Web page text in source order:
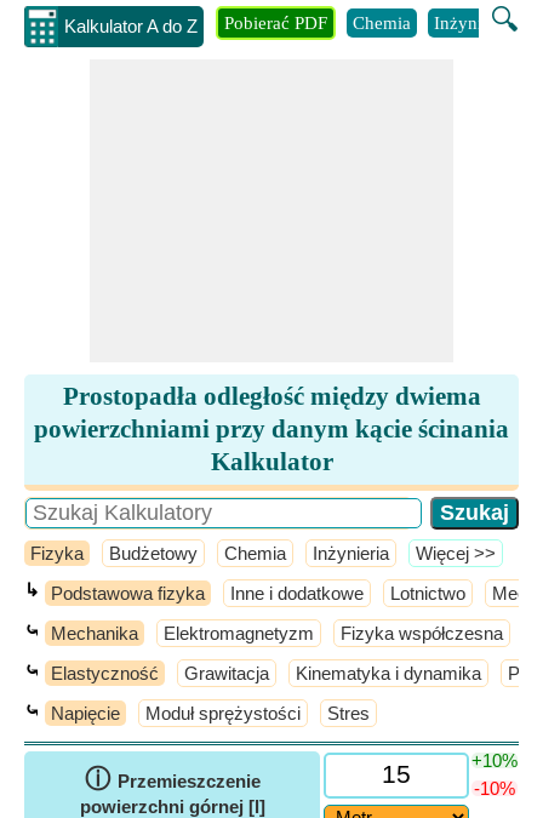
Kalkulator A do Z 🔍
Pobierać PDF Chemia Inżynieria
Prostopadła odległość między dwiema
powierzchniami przy danym kącie ścinania
Kalkulator
Fizyka Budżetowy Chemia Inżynieria ​Więcej >>
↳ Podstawowa fizyka Inne i dodatkowe Lotnictwo
⤿ Mechanika Elektromagnetyzm Fizyka współczesna
⤿ Elastyczność Grawitacja Kinematyka i dynamika
⤿ Napięcie Moduł sprężystości Stres
ⓘ Przemieszczenie
powierzchni górnej [l]
+10%
-10%